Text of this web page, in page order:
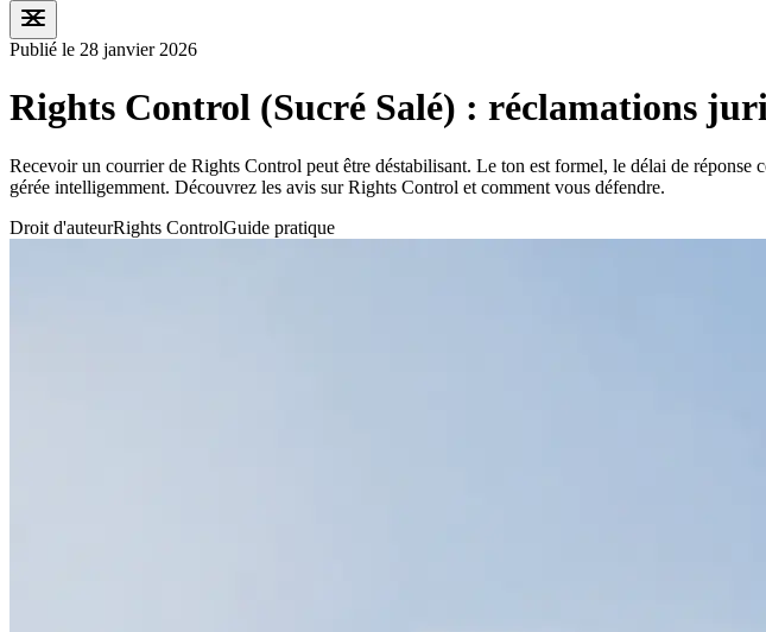
Publié le 28 janvier 2026
Rights Control (Sucré Salé) : réclamations
Recevoir un courrier de Rights Control peut être déstabilisant. Le ton est formel, le délai de réponse
gérée intelligemment. Découvrez les avis sur Rights Control et comment vous défendre.
Droit d'auteurRights ControlGuide pratique